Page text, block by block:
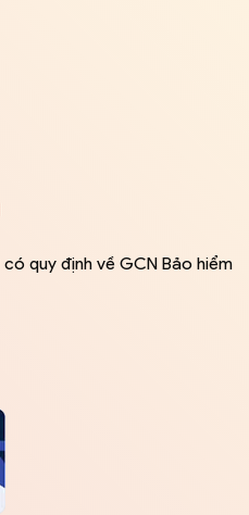
quy định về GCN Bảo hiểm